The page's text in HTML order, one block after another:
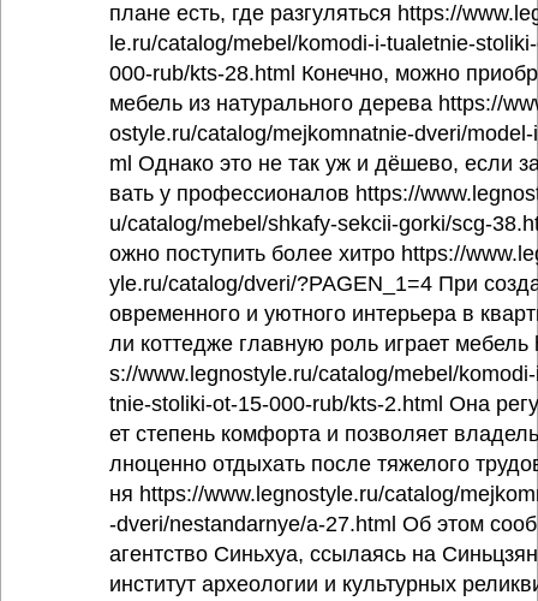
плане есть, где разгуляться https://
le.ru/catalog/mebel/komodi-i-tualetnie-
000-rub/kts-28.html Конечно, можно
мебель из натурального дерева https://
ostyle.ru/catalog/mejkomnatnie-dveri/
ml Однако это не так уж и дёшево, если
вать у профессионалов https://
u/catalog/mebel/shkafy-sekcii-gorki/scg-
ожно поступить более хитро https://
yle.ru/catalog/dveri/?PAGEN_1=4 При
овременного и уютного интерьера в
ли коттедже главную роль играет мебель
s://www.legnostyle.ru/catalog/mebel/
tnie-stoliki-ot-15-000-rub/kts-2.html Она
ет степень комфорта и позволяет
лноценно отдыхать после тяжелого
ня https://www.legnostyle.ru/catalog/
-dveri/nestandarnye/a-27.html Об этом
агентство Синьхуа, ссылаясь на
институт археологии и культурных